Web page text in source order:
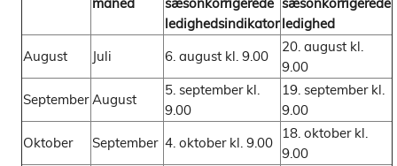
ledighedsindikator ledighed
August
Juli 6. august kl. 9.00
20. august kl.
9.00
September August
5. september kl.
9.00
19. september kl.
9.00
Oktober
September 4. oktober kl. 9.00
18. oktober kl.
9.00